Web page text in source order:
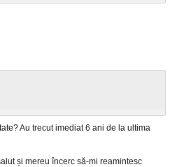
Au trecut imediat 6 ani de la ultima
și mereu încerc să-mi reamintesc